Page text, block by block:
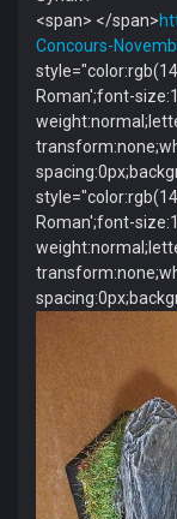
<span> </span>
Concours-
Roman';font-
Roman';font-